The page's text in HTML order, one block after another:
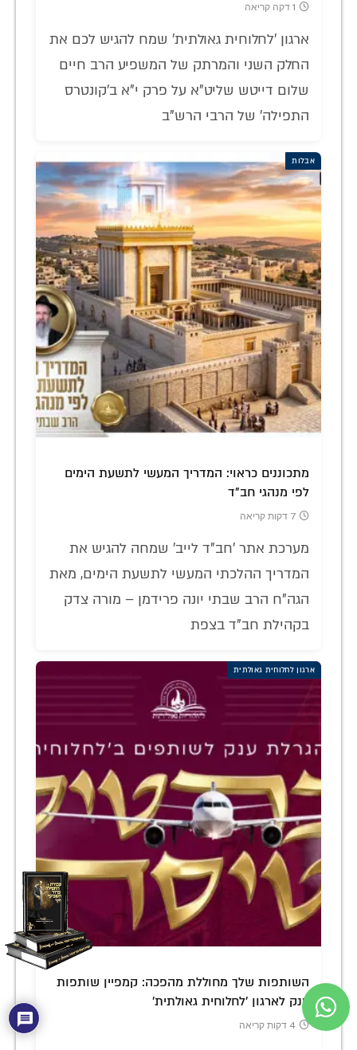
1 דקה קריאה
ארגון 'לחלוחית גאולתית' שמח להגיש לכם את
החלק השני והמרתק של המשפיע הרב חיים
שלום דייטש שליט"א על פרק י"א ב'קונטרס
התפילה' של הרבי הרש"ב
אבלות
מתכוננים כראוי: המדריך המעשי לתשעת הימים
לפי מנהגי חב"ד
7 דקות קריאה
מערכת אתר 'חב"ד לייב' שמחה להגיש את
המדריך ההלכתי המעשי לתשעת הימים, מאת
הגה"ח הרב שבתי יונה פרידמן – מורה צדק
בקהילת חב"ד בצפת
ארגון לחלוחית גאולתית
השותפות שלך מחוללת מהפכה: קמפיין שותפות
ענק לארגון 'לחלוחית גאולתית'
4 דקות קריאה